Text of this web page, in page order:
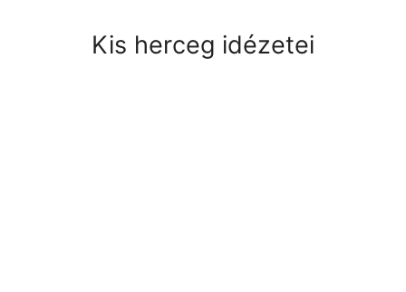
Kis herceg idézetei